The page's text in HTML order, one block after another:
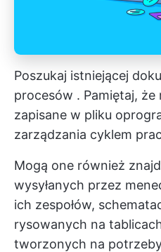
Poszukaj istniejącej
procesów . Pamiętaj, że
zapisane w pliku
zarządzania cyklem
Mogą one również
wysyłanych przez
ich zespołów,
rysowanych na
tworzonych na